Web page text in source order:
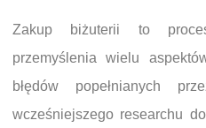
Zakup biżuterii to
przemyślenia wielu
błędów popełnianych
wcześniejszego researchu